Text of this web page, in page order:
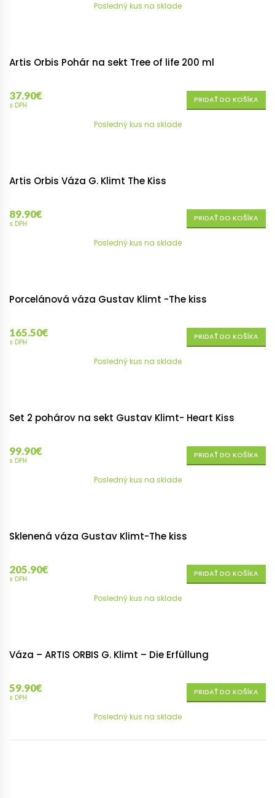
Posledný kus na sklade
Artis Orbis Pohár na sekt Tree of life 200 ml
37.90€
s DPH
PRIDAŤ DO KOŠÍKA
Posledný kus na sklade
Artis Orbis Váza G. Klimt The Kiss
89.90€
s DPH
PRIDAŤ DO KOŠÍKA
Posledný kus na sklade
Porcelánová váza Gustav Klimt -The kiss
165.50€
s DPH
PRIDAŤ DO KOŠÍKA
Posledný kus na sklade
Set 2 pohárov na sekt Gustav Klimt- Heart Kiss
99.90€
s DPH
PRIDAŤ DO KOŠÍKA
Posledný kus na sklade
Sklenená váza Gustav Klimt-The kiss
205.90€
s DPH
PRIDAŤ DO KOŠÍKA
Posledný kus na sklade
Váza – ARTIS ORBIS G. Klimt – Die Erfüllung
59.90€
s DPH
PRIDAŤ DO KOŠÍKA
Posledný kus na sklade